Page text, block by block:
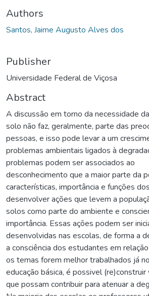
Authors
Santos, Jaime Augusto Alves dos
Publisher
Universidade Federal de Viçosa
Abstract
A discussão em torno da necessidade
solo não faz, geralmente, parte das
pessoas, e isso pode levar a um
problemas ambientais ligados à
problemas podem ser associados ao
desconhecimento que a maior parte da
características, importância e funções
desenvolver ações que levem a
solos como parte do ambiente e
importância. Essas ações podem ser
desenvolvidas nas escolas, de forma a
a consciência dos estudantes em
os temas forem melhor trabalhados já
educação básica, é possivel
que possam contribuir para atenuar a